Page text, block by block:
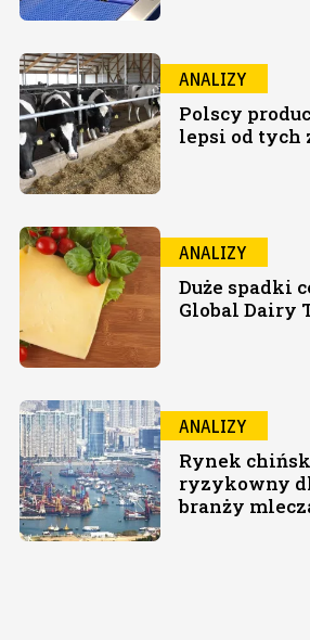
ANALIZY
Polscy
lepsi od tych
ANALIZY
Duże spadki
Global Dairy
ANALIZY
Rynek
ryzykowny
branży